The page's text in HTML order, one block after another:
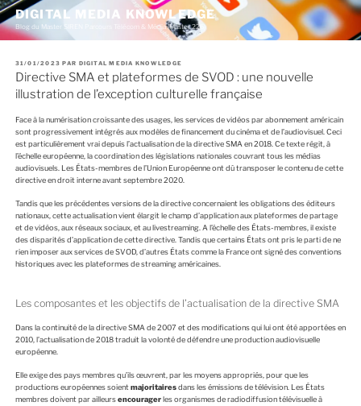
A
l
e
DIGITAL MEDIA KNOWLEDGE
Blog du Master SIREN Parcours Télécom & Média (Master 226)
P
U
B
L
I
L
E
31/01/2023 PAR DIGITAL MEDIA KNOWLEDGE
Directive SMA et plateformes de SVOD : une nouvelle
illustration de l’exception culturelle française
Face à la numérisation croissante des usages, les services de vidéos par abonnement américain
sont progressivement intégrés aux modèles de financement du cinéma et de l’audiovisuel. Ceci
est particulièrement vrai depuis l’actualisation de la directive SMA en 2018. Ce texte régit, à
l’échelle européenne, la coordination des législations nationales couvrant tous les médias
audiovisuels. Les États-membres de l’Union Européenne ont dû transposer le contenu de cette
directive en droit interne avant septembre 2020.
Tandis que les précédentes versions de la directive concernaient les obligations des éditeurs
nationaux, cette actualisation vient élargit le champ d’application aux plateformes de partage
et de vidéos, aux réseaux sociaux, et au livestreaming. A l’échelle des États-membres, il existe
des disparités d’application de cette directive. Tandis que certains États ont pris le parti de ne
rien imposer aux services de SVOD, d’autres États comme la France ont signé des conventions
historiques avec les plateformes de streaming américaines.
Les composantes et les objectifs de l’actualisation de la directive SMA
Dans la continuité de la directive SMA de 2007 et des modifications qui lui ont été apportées en
2010, l’actualisation de 2018 traduit la volonté de défendre une production audiovisuelle
européenne.
Elle exige des pays membres qu’ils œuvrent, par les moyens appropriés, pour que les
productions européennes soientmajoritairesdans les émissions de télévision. Les États
membres doivent par ailleursencouragerles organismes de radiodiffusion télévisuelle à